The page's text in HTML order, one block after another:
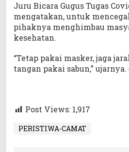
Juru Bicara Gugus Tugas
mengatakan, untuk
pihaknya menghimbau
kesehatan.
“Tetap pakai masker, jaga
tangan pakai sabun,”
Post Views: 1,917
PERISTIWA-CAMAT